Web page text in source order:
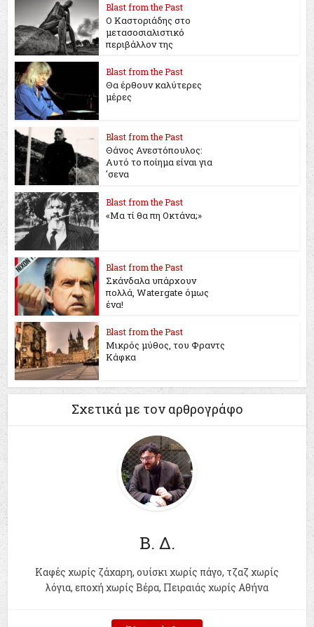
Blast from the Past
Ο Καστοριάδης στο
μετασοσιαλιστικό
περιβάλλον της
Blast from the Past
Θα έρθουν καλύτερες
μέρες
Blast from the Past
Θάνος Ανεστόπουλος:
Αυτό το ποίημα είναι για
'σενα
Blast from the Past
«Μα τί θα πη Οκτάνα;»
Blast from the Past
Σκάνδαλα υπάρχουν
πολλά, Watergate όμως
ένα!
Blast from the Past
Μικρός μύθος, του Φραντς
Κάφκα
Σχετικά με τον αρθρογράφο
Β. Δ.
Kαφές χωρίς ζάχαρη, ουίσκι χωρίς πάγο, τζαζ χωρίς
λόγια, εποχή χωρίς Βέρα, Πειραιάς χωρίς Αθήνα